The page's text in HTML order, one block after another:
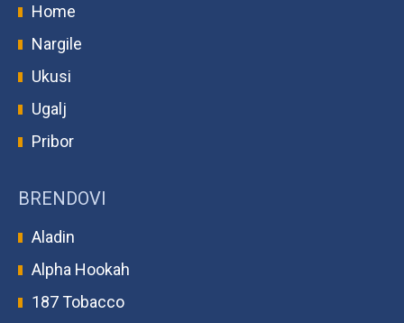
Home
Nargile
Ukusi
Ugalj
Pribor
BRENDOVI
Aladin
Alpha Hookah
187 Tobacco